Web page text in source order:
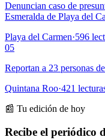
Denuncian caso de
Esmeralda de Playa del
Playa del Carmen·596
05
Reportan a 23 personas
Quintana Roo·421
📰 Tu edición de hoy
Recibe el periódico